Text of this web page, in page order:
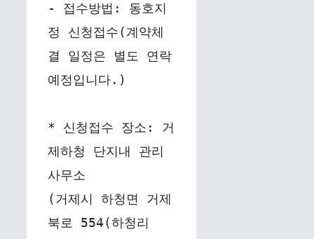
- 접수방법: 동호지
정 신청접수(계약체
결 일정은 별도 연락
예정입니다.)
* 신청접수 장소: 거
제하청 단지내 관리
사무소
(거제시 하청면 거제
북로 554(하청리